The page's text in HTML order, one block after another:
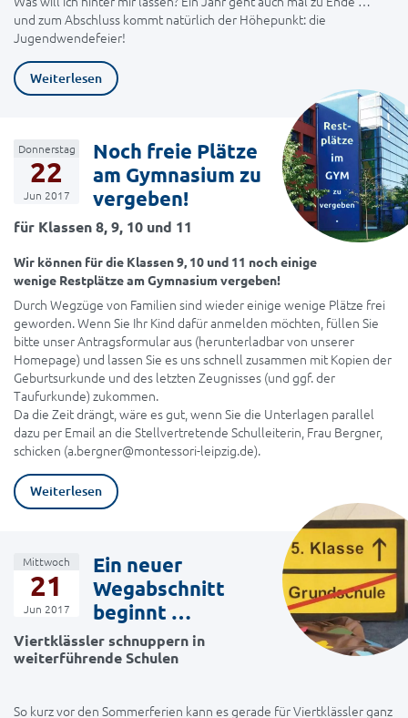
und zum Abschluss kommt natürlich der Höhepunkt: die
Jugendwendefeier!
Weiterlesen
Donnerstag
22
Jun 2017
Noch freie Plätze
am Gymnasium zu
vergeben!
für Klassen 8, 9, 10 und 11
Wir können für die Klassen 9, 10 und 11 noch einige
wenige Restplätze am Gymnasium vergeben!
Durch Wegzüge von Familien sind wieder einige wenige Plätze frei
geworden. Wenn Sie Ihr Kind dafür anmelden möchten, füllen Sie
bitte unser Antragsformular aus (herunterladbar von unserer
Homepage) und lassen Sie es uns schnell zusammen mit Kopien der
Geburtsurkunde und des letzten Zeugnisses (und ggf. der
Taufurkunde) zukommen.
Da die Zeit drängt, wäre es gut, wenn Sie die Unterlagen parallel
dazu per Email an die Stellvertretende Schulleiterin, Frau Bergner,
schicken (a.bergner@montessori-leipzig.de).
Weiterlesen
Mittwoch
21
Jun 2017
Ein neuer
Wegabschnitt
beginnt …
Viertklässler schnuppern in
weiterführende Schulen
So kurz vor den Sommerferien kann es gerade für Viertklässler ganz